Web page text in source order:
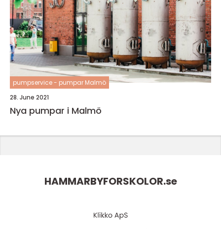
pumpservice - pumpar Malmö
28. June 2021
Nya pumpar i Malmö
HAMMARBYFORSKOLOR.se